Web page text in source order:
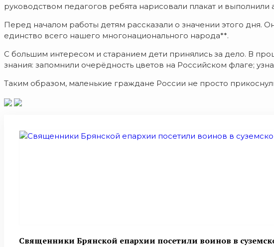
руководством педагогов ребята нарисовали плакат и
Перед началом работы детям рассказали о значении этого дня.
единство всего нашего многонационального народа**.
С большим интересом и старанием дети принялись за дело. В
знания: запомнили очерёдность цветов на Российском флаге;
Таким образом, маленькие граждане России не просто
Священники Брянской епархии посетили воинов в